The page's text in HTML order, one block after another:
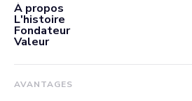
À propos
L'histoire
Fondateur
Valeur
AVANTAGES